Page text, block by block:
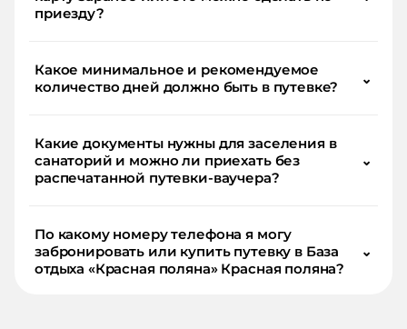
приезду?
Какое минимальное и рекомендуемое
количество дней должно быть в путевке?
⌄
Какие документы нужны для заселения в
санаторий и можно ли приехать без
распечатанной путевки-ваучера?
⌄
По какому номеру телефона я могу
забронировать или купить путевку в База
отдыха «Красная поляна» Красная поляна?
⌄